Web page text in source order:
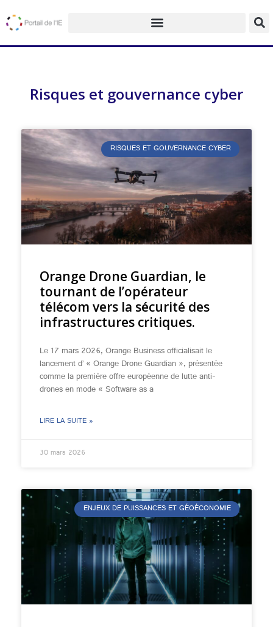
Risques et gouvernance cyber
RISQUES ET GOUVERNANCE CYBER
Orange Drone Guardian, le
tournant de l’opérateur
télécom vers la sécurité des
infrastructures critiques.
Le 17 mars 2026, Orange Business officialisait le
lancement d’ « Orange Drone Guardian », présentée
comme la première offre européenne de lutte anti-
drones en mode « Software as a
LIRE LA SUITE »
30 mars 2026
ENJEUX DE PUISSANCES ET GÉOÉCONOMIE